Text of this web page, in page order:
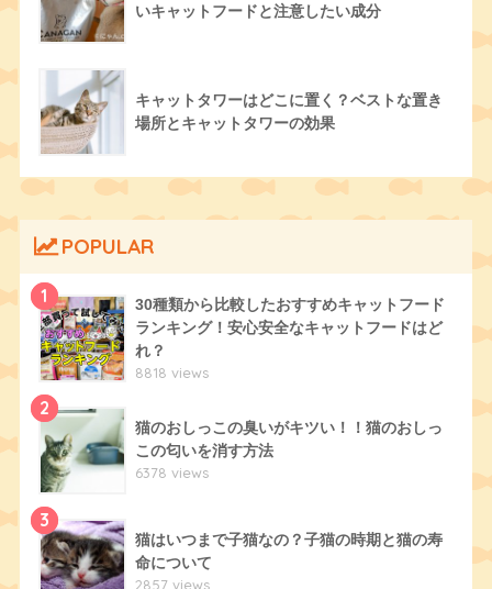
いキャットフードと注意したい成分
キャットタワーはどこに置く？ベストな置き
場所とキャットタワーの効果
POPULAR
1
30種類から比較したおすすめキャットフード
ランキング！安心安全なキャットフードはど
れ？
8818 views
2
猫のおしっこの臭いがキツい！！猫のおしっ
この匂いを消す方法
6378 views
3
猫はいつまで子猫なの？子猫の時期と猫の寿
命について
2857 views